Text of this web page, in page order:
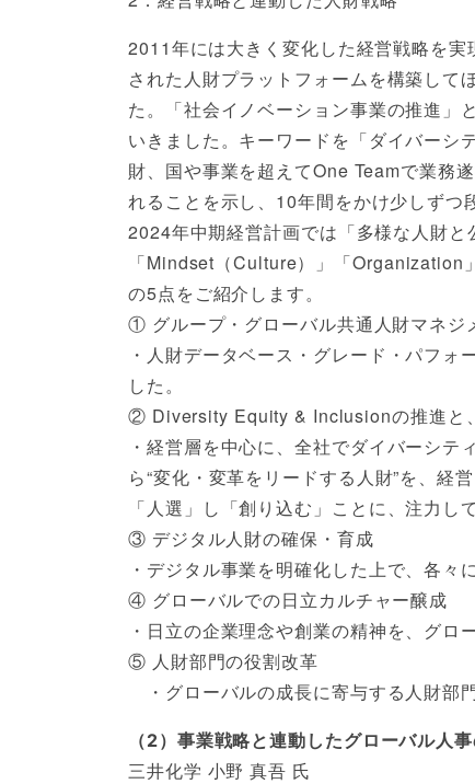
2011年には大きく変化した経営戦略を
された人財プラットフォームを構築して
た。「社会イノベーション事業の推進」
いきました。キーワードを「ダイバーシ
財、国や事業を超えてOne Teamで業務
れることを示し、10年間をかけ少しずつ
2024年中期経営計画では「多様な人財
「Mindset（Culture）」「Organization
の5点をご紹介します。
① グループ・グローバル共通人財マネジ
・人財データベース・グレード・パフ
した。
② Diversity Equity & Inclusionの推進と
・経営層を中心に、全社でダイバーシ
ら“変化・変革をリードする人財”を、経
「人選」し「創り込む」ことに、注力し
③ デジタル人財の確保・育成
・デジタル事業を明確化した上で、各
④ グローバルでの日立カルチャー醸成
・日立の企業理念や創業の精神を、グロ
⑤ 人財部門の役割改革
・グローバルの成長に寄与する人財部
（2）事業戦略と連動したグローバル人
三井化学 小野 真吾 氏